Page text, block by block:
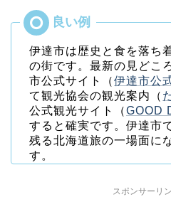
伊達市は歴史と食を落ち
の街です。最新の見どこ
市公式サイト（伊達市公
て観光協会の観光案内（
公式観光サイト（GOOD
すると確実です。伊達市
残る北海道旅の一場面に
す。
スポンサーリ